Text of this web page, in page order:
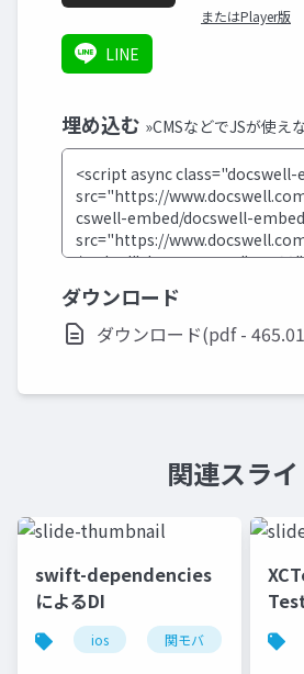
またはPlayer版
LINE
埋め込む »CMSなどでJSが使え
ダウンロード
ダウンロード(pdf -
関連スラ
swift-dependencies
によるDI
ios 関モバ